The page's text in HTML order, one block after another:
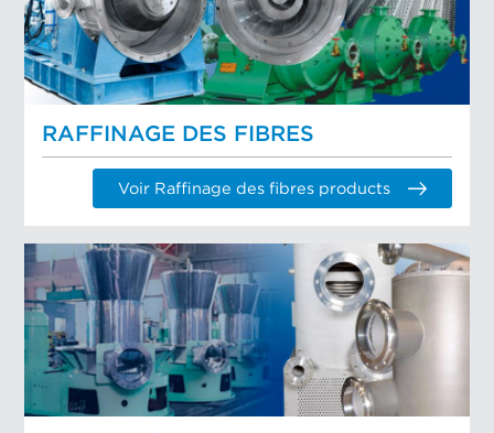
RAFFINAGE DES FIBRES
Voir Raffinage des fibres products